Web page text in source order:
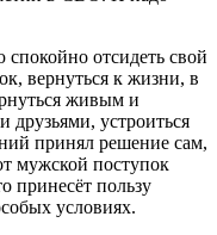
отсидеть свой
вернуться к жизни, в
живым и
друзьями, устроиться
принял решение сам,
мужской поступок
принесёт пользу
условиях.